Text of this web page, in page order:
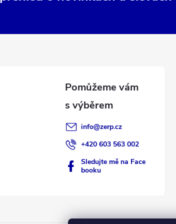
info@zerp.cz
+420 603 563 002
Sledujte mě na Face
booku